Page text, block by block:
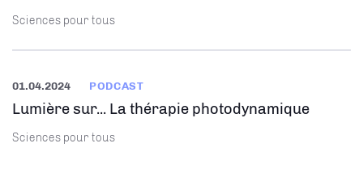
Sciences pour tous
01.04.2024 PODCAST
Lumière sur... La thérapie photodynamique
Sciences pour tous